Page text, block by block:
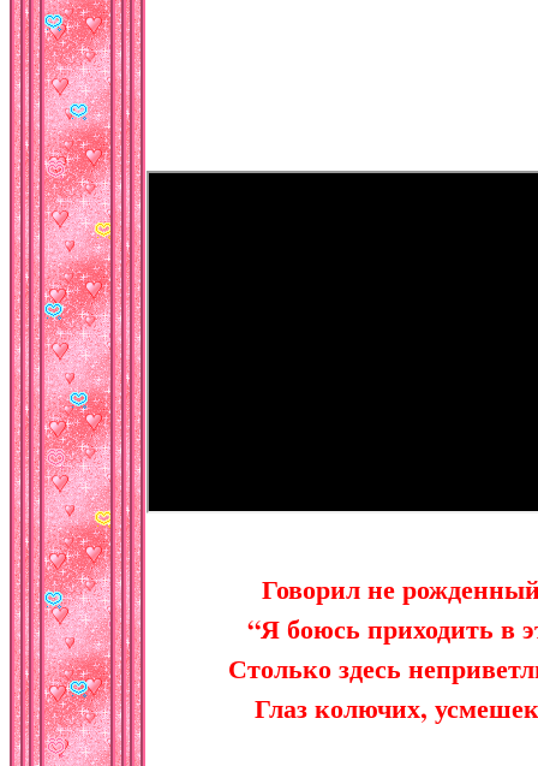
Говорил не
“Я боюсь приходить в
Столько здесь
Глаз колючих,